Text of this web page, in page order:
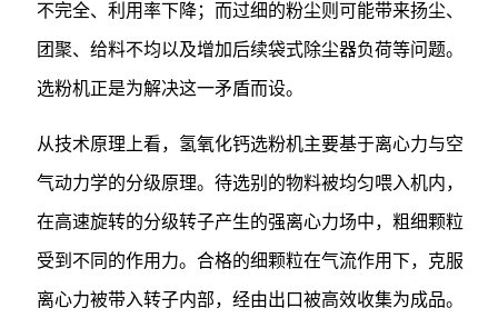
不完全、利用率下降；而过细的粉尘则可能带来扬尘、
团聚、给料不均以及增加后续袋式除尘器负荷等问题。
选粉机正是为解决这一矛盾而设。
从技术原理上看，氢氧化钙选粉机主要基于离心力与空
气动力学的分级原理。待选别的物料被均匀喂入机内，
在高速旋转的分级转子产生的强离心力场中，粗细颗粒
受到不同的作用力。合格的细颗粒在气流作用下，克服
离心力被带入转子内部，经由出口被高效收集为成品。